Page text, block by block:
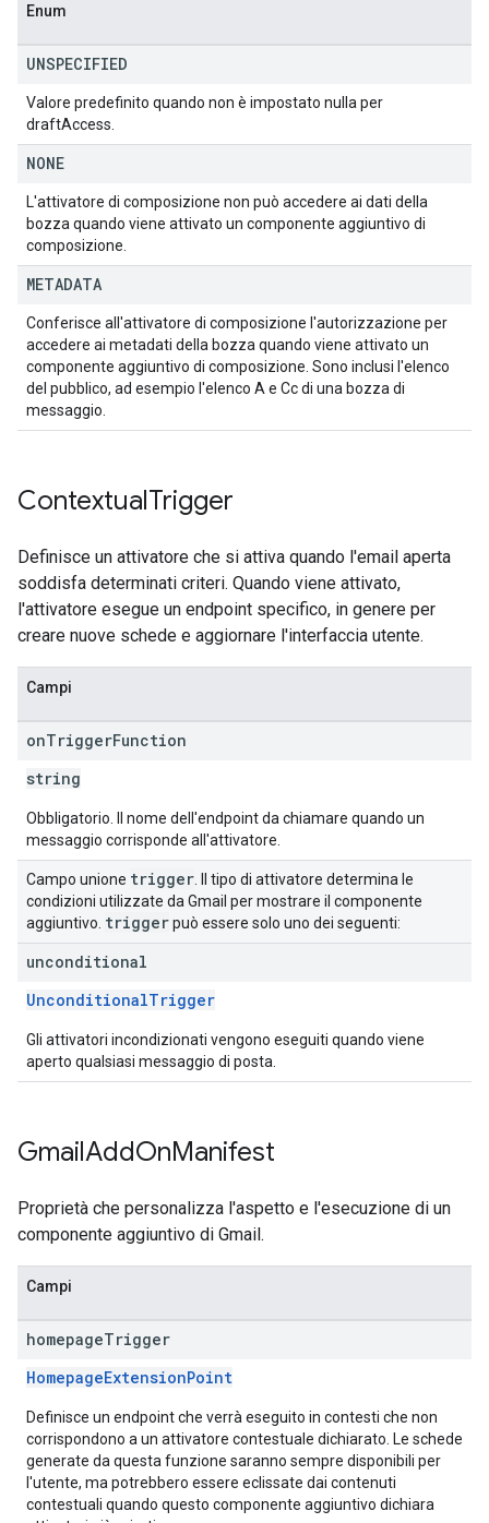
Enum
UNSPECIFIED
Valore predefinito quando non è impostato nulla per
draftAccess.
NONE
L'attivatore di composizione non può accedere ai dati della
bozza quando viene attivato un componente aggiuntivo di
composizione.
METADATA
Conferisce all'attivatore di composizione l'autorizzazione per
accedere ai metadati della bozza quando viene attivato un
componente aggiuntivo di composizione. Sono inclusi l'elenco
del pubblico, ad esempio l'elenco A e Cc di una bozza di
messaggio.
ContextualTrigger
Definisce un attivatore che si attiva quando l'email aperta
soddisfa determinati criteri. Quando viene attivato,
l'attivatore esegue un endpoint specifico, in genere per
creare nuove schede e aggiornare l'interfaccia utente.
Campi
onTriggerFunction
string
Obbligatorio. Il nome dell'endpoint da chiamare quando un
messaggio corrisponde all'attivatore.
Campo unione trigger . Il tipo di attivatore determina le
condizioni utilizzate da Gmail per mostrare il componente
aggiuntivo. triggerpuò essere solo uno dei seguenti:
unconditional
UnconditionalTrigger
Gli attivatori incondizionati vengono eseguiti quando viene
aperto qualsiasi messaggio di posta.
GmailAddOnManifest
Proprietà che personalizza l'aspetto e l'esecuzione di un
componente aggiuntivo di Gmail.
Campi
homepageTrigger
HomepageExtensionPoint
Definisce un endpoint che verrà eseguito in contesti che non
corrispondono a un attivatore contestuale dichiarato. Le schede
generate da questa funzione saranno sempre disponibili per
l'utente, ma potrebbero essere eclissate dai contenuti
contestuali quando questo componente aggiuntivo dichiara